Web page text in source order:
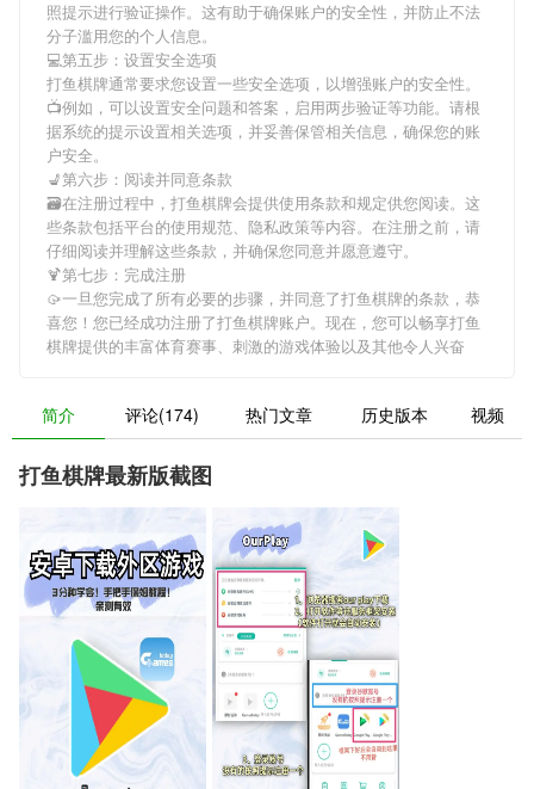
照提示进行验证操作。这有助于确保账户的安全性，并防止不法
分子滥用您的个人信息。
💻第五步：设置安全选项
打鱼棋牌通常要求您设置一些安全选项，以增强账户的安全性。
📺例如，可以设置安全问题和答案，启用两步验证等功能。请根
据系统的提示设置相关选项，并妥善保管相关信息，确保您的账
户安全。
💺第六步：阅读并同意条款
🗃在注册过程中， 打鱼棋牌会提供使用条款和规定供您阅读。这
些条款包括平台的使用规范、隐私政策等内容。在注册之前，请
仔细阅读并理解这些条款，并确保您同意并愿意遵守。
🍹第七步：完成注册
🥠一旦您完成了所有必要的步骤，并同意了打鱼棋牌的条款，恭
喜您！您已经成功注册了打鱼棋牌账户。现在，您可以畅享打鱼
棋牌提供的丰富体育赛事、刺激的游戏体验以及其他令人兴奋
简介 评论(174) 热门文章 历史版本 视频
打鱼棋牌最新版截图